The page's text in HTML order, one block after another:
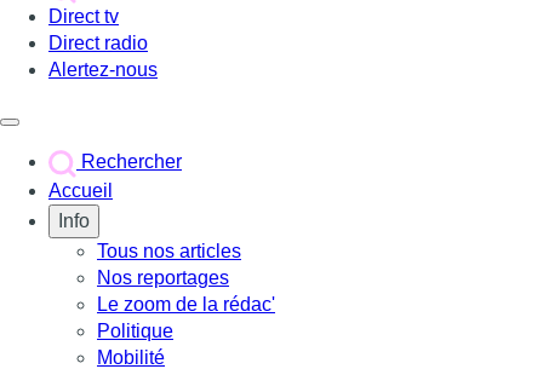
Direct tv
Direct radio
Alertez-nous
Rechercher
Accueil
Info
Tous nos articles
Nos reportages
Le zoom de la rédac'
Politique
Mobilité